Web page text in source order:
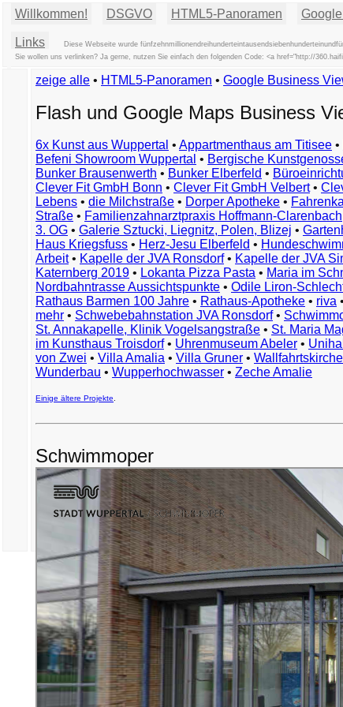
Willkommen! DSGVO HTML5-Panoramen
Links
Diese Webseite wurde
Sie wollen uns verlinken? Ja gerne, nutzen Sie einfach den folgenden Code: <a href="http://
zeige alle • HTML5-Panoramen • Google Business
Flash und Google Maps Business
6x Kunst aus Wuppertal • Appartmenthaus am Titisee •
Befeni Showroom Wuppertal • Bergische
Bunker Brausenwerth • Bunker Elberfeld •
Clever Fit GmbH Bonn • Clever Fit GmbH Velbert•
Lebens • die Milchstraße • Dorper Apotheke •
Straße • Familienzahnarztpraxis Hoffmann-Clarenbach
3. OG • Galerie Sztucki, Liegnitz, Polen, Blizej •
Haus Kriegsfuss • Herz-Jesu Elberfeld •
Arbeit• Kapelle der JVA Ronsdorf• Kapelle der JVA
Katernberg 2019 • Lokanta Pizza Pasta • Maria im
Nordbahntrasse Aussichtspunkte • Odile Liron-
Rathaus Barmen 100 Jahre • Rathaus-Apotheke • riva •
mehr • Schwebebahnstation JVA Ronsdorf•
St. Annakapelle, Klinik Vogelsangstraße • St. Maria
im Kunsthaus Troisdorf• Uhrenmuseum Abeler •
von Zwei • Villa Amalia • Villa Gruner •
Wunderbau • Wupperhochwasser • Zeche Amalie
Einige ältere Projekte
Schwimmoper